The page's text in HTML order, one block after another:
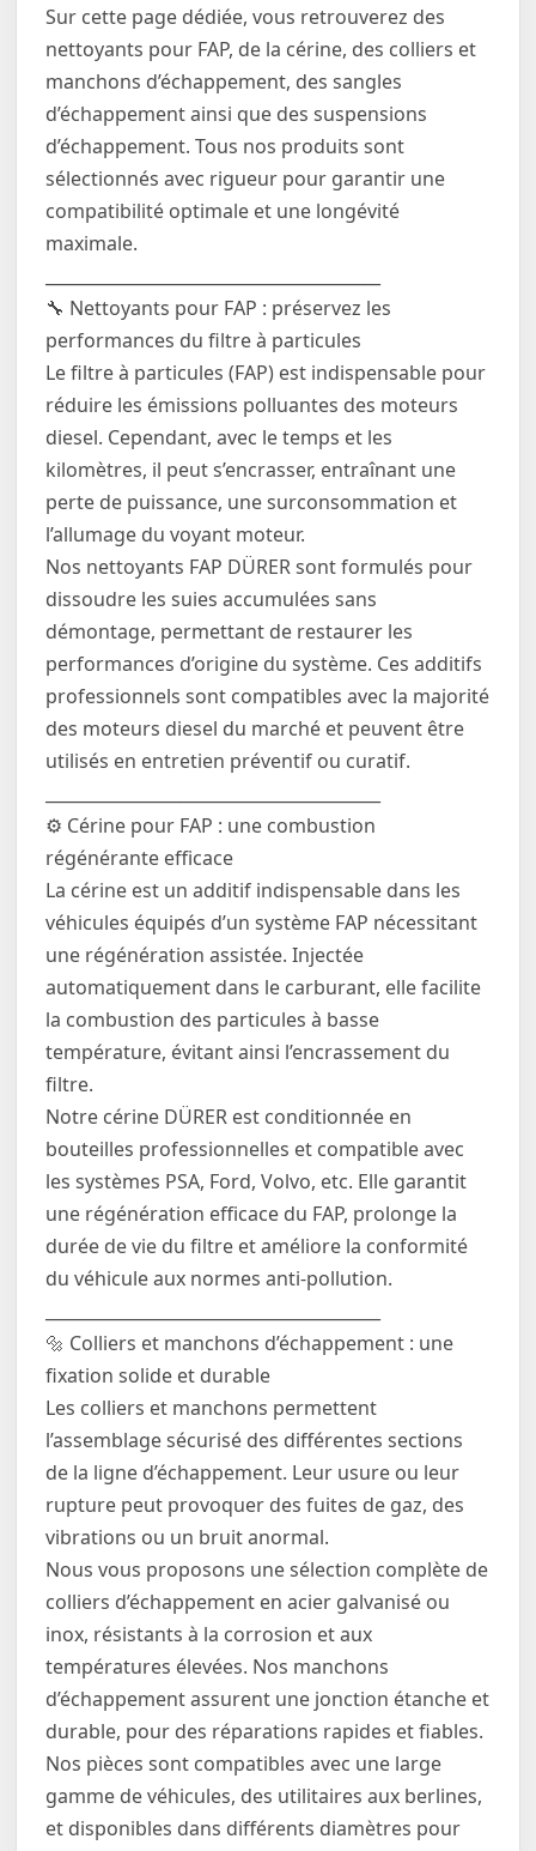
Sur cette page dédiée, vous retrouverez des
nettoyants pour FAP, de la cérine, des colliers et
manchons d’échappement, des sangles
d’échappement ainsi que des suspensions
d’échappement. Tous nos produits sont
sélectionnés avec rigueur pour garantir une
compatibilité optimale et une longévité
maximale.
🔧 Nettoyants pour FAP : préservez les
performances du filtre à particules
Le filtre à particules (FAP) est indispensable pour
réduire les émissions polluantes des moteurs
diesel. Cependant, avec le temps et les
kilomètres, il peut s’encrasser, entraînant une
perte de puissance, une surconsommation et
l’allumage du voyant moteur.
Nos nettoyants FAP DÜRER sont formulés pour
dissoudre les suies accumulées sans
démontage, permettant de restaurer les
performances d’origine du système. Ces additifs
professionnels sont compatibles avec la majorité
des moteurs diesel du marché et peuvent être
utilisés en entretien préventif ou curatif.
⚙️ Cérine pour FAP : une combustion
régénérante efficace
La cérine est un additif indispensable dans les
véhicules équipés d’un système FAP nécessitant
une régénération assistée. Injectée
automatiquement dans le carburant, elle facilite
la combustion des particules à basse
température, évitant ainsi l’encrassement du
filtre.
Notre cérine DÜRER est conditionnée en
bouteilles professionnelles et compatible avec
les systèmes PSA, Ford, Volvo, etc. Elle garantit
une régénération efficace du FAP, prolonge la
durée de vie du filtre et améliore la conformité
du véhicule aux normes anti-pollution.
🔩 Colliers et manchons d’échappement : une
fixation solide et durable
Les colliers et manchons permettent
l’assemblage sécurisé des différentes sections
de la ligne d’échappement. Leur usure ou leur
rupture peut provoquer des fuites de gaz, des
vibrations ou un bruit anormal.
Nous vous proposons une sélection complète de
colliers d’échappement en acier galvanisé ou
inox, résistants à la corrosion et aux
températures élevées. Nos manchons
d’échappement assurent une jonction étanche et
durable, pour des réparations rapides et fiables.
Nos pièces sont compatibles avec une large
gamme de véhicules, des utilitaires aux berlines,
et disponibles dans différents diamètres pour